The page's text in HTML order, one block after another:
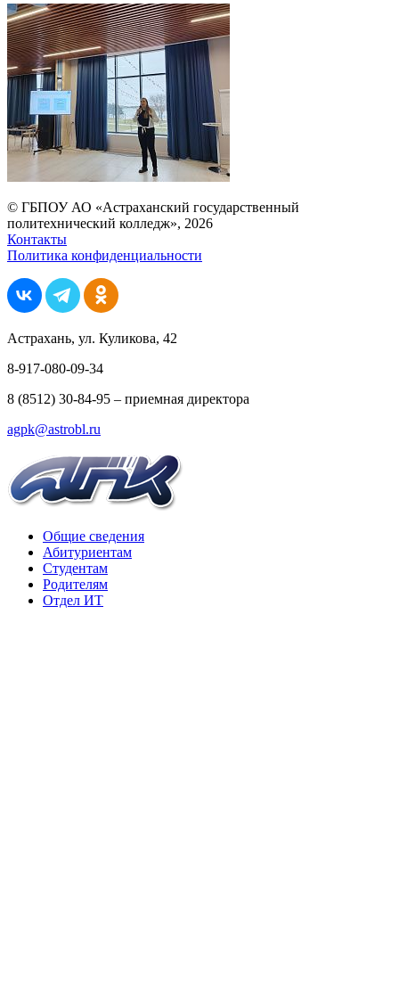
© ГБПОУ АО «Астраханский государственный
политехнический колледж», 2026
Контакты
Политика конфиденциальности
Астрахань, ул. Куликова, 42
8-917-080-09-34
8 (8512) 30-84-95 – приемная директора
agpk@astrobl.ru
Общие сведения
Абитуриентам
Студентам
Родителям
Отдел ИТ